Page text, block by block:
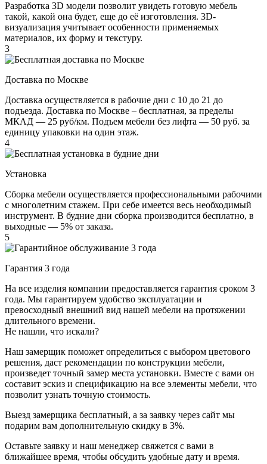
Разработка 3D модели позволит увидеть готовую мебель
такой, какой она будет, еще до её изготовления. 3D-
визуализация учитывает особенности применяемых
материалов, их форму и текстуру.
3
Доставка по Москве
Доставка осуществляется в рабочие дни с 10 до 21 до
подъезда. Доставка по Москве – бесплатная, за пределы
МКАД — 25 руб/км. Подъем мебели без лифта — 50 руб. за
единицу упаковки на один этаж.
4
Установка
Сборка мебели осуществляется профессиональными рабочими
с многолетним стажем. При себе имеется весь необходимый
инструмент. В будние дни сборка производится бесплатно, в
выходные — 5% от заказа.
5
Гарантия 3 года
На все изделия компании предоставляется гарантия сроком 3
года. Мы гарантируем удобство эксплуатации и
превосходный внешний вид нашей мебели на протяжении
длительного времени.
Не нашли, что искали?
Наш замерщик поможет определиться с выбором цветового
решения, даст рекомендации по конструкции мебели,
произведет точный замер места установки. Вместе с вами он
составит эскиз и спецификацию на все элементы мебели, что
позволит узнать точную стоимость.
Выезд замерщика бесплатный, а за заявку через сайт мы
подарим вам дополнительную скидку в 3%.
Оставьте заявку и наш менеджер свяжется с вами в
ближайшее время, чтобы обсудить удобные дату и время.